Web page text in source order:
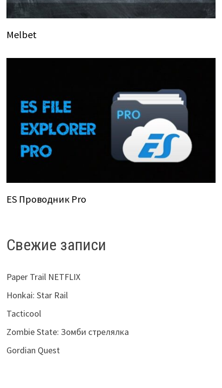
Melbet
ES Проводник Pro
Свежие записи
Paper Trail NETFLIX
Honkai: Star Rail
Tacticool
Zombie State: Зомби стрелялка
Gordian Quest